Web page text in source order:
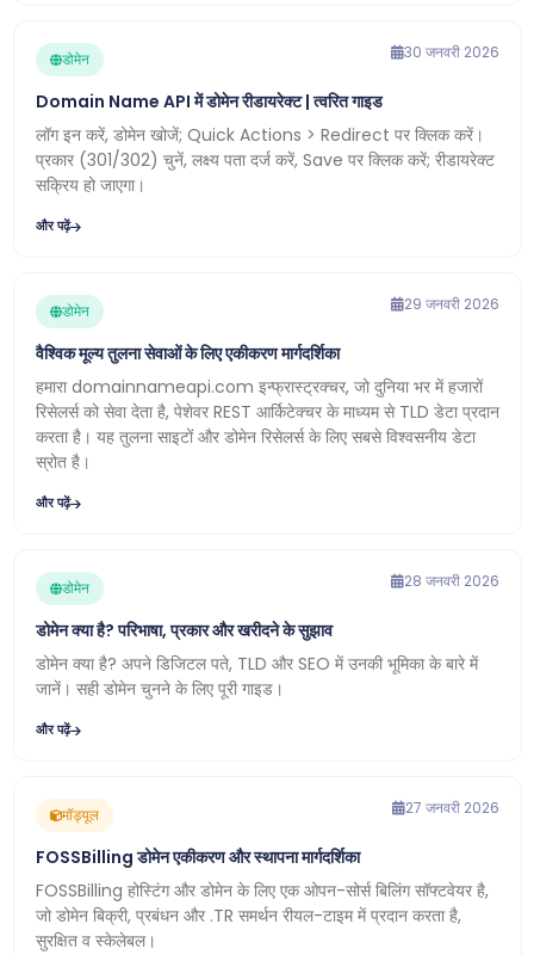
डोमेन 30 जनवरी 2026
Domain Name API में डोमेन रीडायरेक्ट | त्वरित गाइड
लॉग इन करें, डोमेन खोजें; Quick Actions > Redirect पर क्लिक करें।
प्रकार (301/302) चुनें, लक्ष्य पता दर्ज करें, Save पर क्लिक करें; रीडायरेक्ट
सक्रिय हो जाएगा।
और पढ़ें
डोमेन 29 जनवरी 2026
वैश्विक मूल्य तुलना सेवाओं के लिए एकीकरण मार्गदर्शिका
हमारा domainnameapi.com इन्फ्रास्ट्रक्चर, जो दुनिया भर में हजारों
रिसेलर्स को सेवा देता है, पेशेवर REST आर्किटेक्चर के माध्यम से TLD डेटा प्रदान
करता है। यह तुलना साइटों और डोमेन रिसेलर्स के लिए सबसे विश्वसनीय डेटा
स्रोत है।
और पढ़ें
डोमेन 28 जनवरी 2026
डोमेन क्या है? परिभाषा, प्रकार और खरीदने के सुझाव
डोमेन क्या है? अपने डिजिटल पते, TLD और SEO में उनकी भूमिका के बारे में
जानें। सही डोमेन चुनने के लिए पूरी गाइड।
और पढ़ें
मॉड्यूल 27 जनवरी 2026
FOSSBilling डोमेन एकीकरण और स्थापना मार्गदर्शिका
FOSSBilling होस्टिंग और डोमेन के लिए एक ओपन-सोर्स बिलिंग सॉफ्टवेयर है,
जो डोमेन बिक्री, प्रबंधन और .TR समर्थन रीयल-टाइम में प्रदान करता है,
सुरक्षित व स्केलेबल।